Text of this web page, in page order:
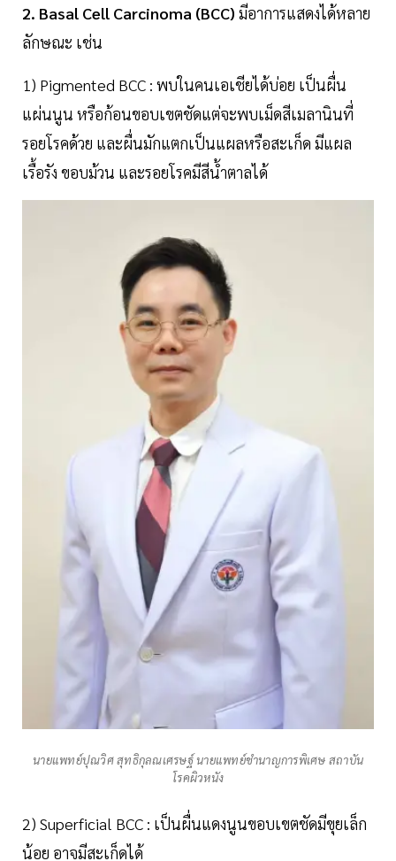
2. Basal Cell Carcinoma (BCC) มีอาการแสดงได้หลาย
ลักษณะ เช่น
1) Pigmented BCC : พบในคนเอเชียได้บ่อย เป็นผื่น
แผ่นนูน หรือก้อนขอบเขตชัดแต่จะพบเม็ดสีเมลานินที่
รอยโรคด้วย และผื่นมักแตกเป็นแผลหรือสะเก็ด มีแผล
เรื้อรัง ขอบม้วน และรอยโรคมีสีน้ำตาลได้
นายแพทย์ปุณวิศ สุทธิกุลณเศรษฐ์ นายแพทย์ชำนาญการพิเศษ สถาบัน
โรคผิวหนัง
2) Superficial BCC : เป็นผื่นแดงนูนขอบเขตชัดมีขุยเล็ก
น้อย อาจมีสะเก็ดได้